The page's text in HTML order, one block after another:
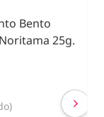
Fideos de Konjac,
Natural Shirataki
€ 2,40